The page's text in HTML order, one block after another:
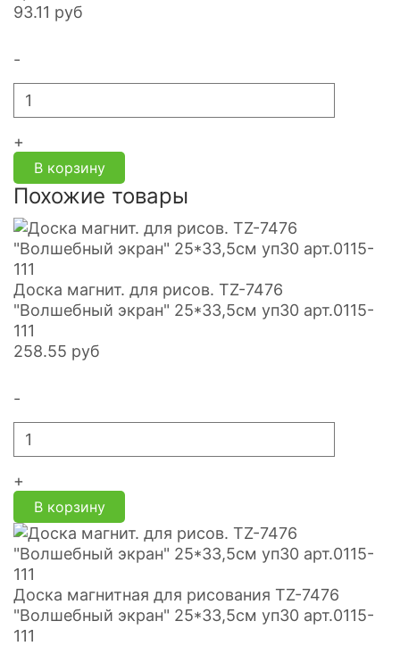
93.11 руб
-
+
В корзину
Похожие товары
Доска магнит. для рисов. TZ-7476
"Волшебный экран" 25*33,5см уп30 арт.0115-
111
258.55 руб
-
+
В корзину
Доска магнитная для рисования TZ-7476
"Волшебный экран" 25*33,5см уп30 арт.0115-
111